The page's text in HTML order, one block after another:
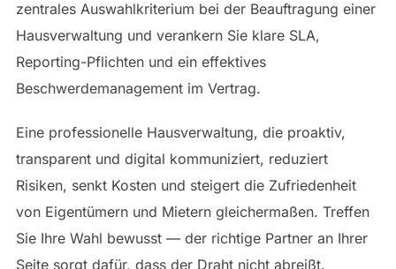
zentrales Auswahlkriterium bei der Beauftragung einer
Hausverwaltung und verankern Sie klare SLA,
Reporting-Pflichten und ein effektives
Beschwerdemanagement im Vertrag.
Eine professionelle Hausverwaltung, die proaktiv,
transparent und digital kommuniziert, reduziert
Risiken, senkt Kosten und steigert die Zufriedenheit
von Eigentümern und Mietern gleichermaßen. Treffen
Sie Ihre Wahl bewusst — der richtige Partner an Ihrer
Seite sorgt dafür, dass der Draht nicht abreißt.